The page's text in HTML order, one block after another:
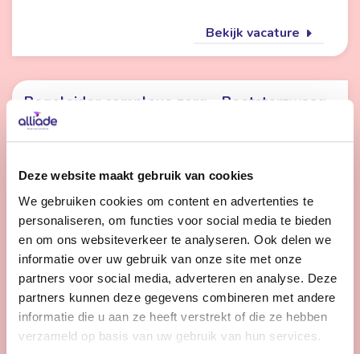
Deze website maakt gebruik van cookies
We gebruiken cookies om content en advertenties te
personaliseren, om functies voor social media te bieden
en om ons websiteverkeer te analyseren. Ook delen we
informatie over uw gebruik van onze site met onze
partners voor social media, adverteren en analyse. Deze
partners kunnen deze gegevens combineren met andere
informatie die u aan ze heeft verstrekt of die ze hebben
verzameld op basis van uw gebruik van hun services.
Bekijk vacature
Begeleider complexe zorg - Beetsterzwaag
Nog 3 dagen
24 - 36 uur | Voltijds, Onbepaalde tijd
Terwijl je over het terrein loopt met een cliënt of
samen in de kas bezig bent, merk je hoe belangrijk jouw
rol is. Als begeleider in de complexe zorg breng jij rust,
structuur en een glimlach.
Bekijk vacature